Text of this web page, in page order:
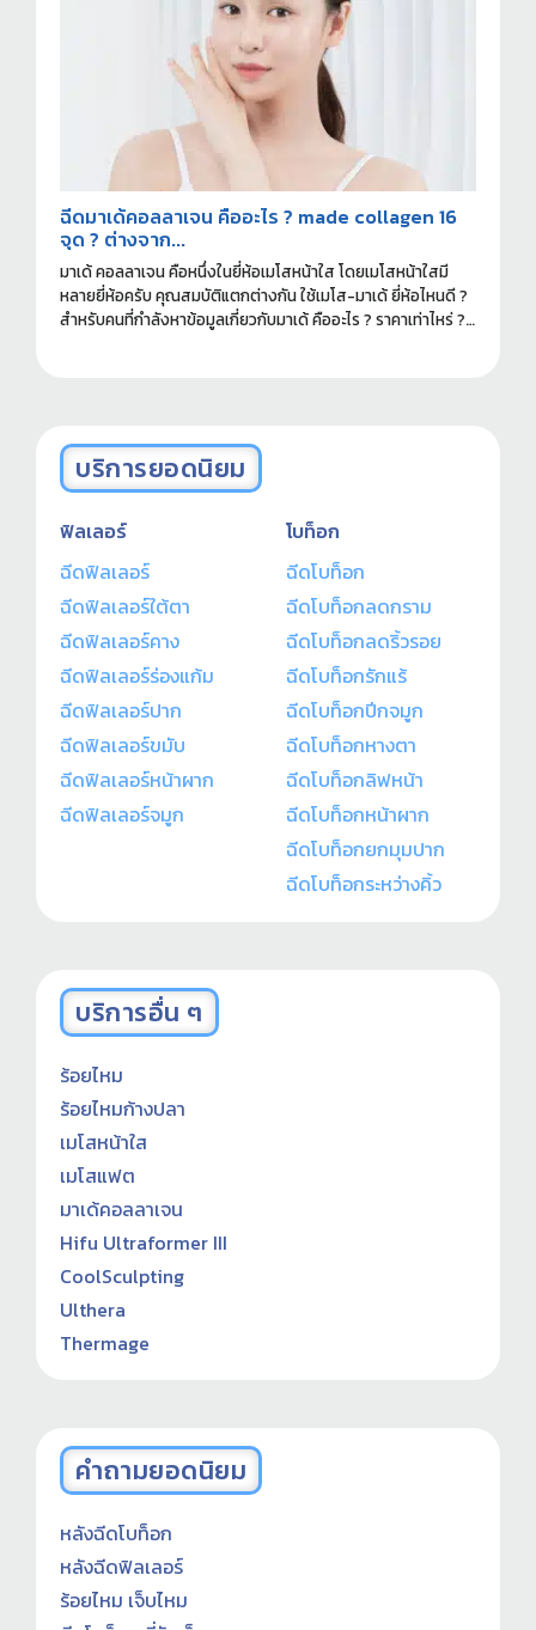
บริการยอดนิยม
ฟิลเลอร์
ฉีดฟิลเลอร์
ฉีดฟิลเลอร์ใต้ตา
ฉีดฟิลเลอร์คาง
ฉีดฟิลเลอร์ร่องแก้ม
ฉีดฟิลเลอร์ปาก
ฉีดฟิลเลอร์ขมับ
ฉีดฟิลเลอร์หน้าผาก
ฉีดฟิลเลอร์จมูก
โบท็อก
ฉีดโบท็อก
ฉีดโบท็อกลดกราม
ฉีดโบท็อกลดริ้วรอย
ฉีดโบท็อกรักแร้
ฉีดโบท็อกปีกจมูก
ฉีดโบท็อกหางตา
ฉีดโบท็อกลิฟหน้า
ฉีดโบท็อกหน้าผาก
ฉีดโบท็อกยกมุมปาก
ฉีดโบท็อกระหว่างคิ้ว
ฉีดมาเด้คอลลาเจน คืออะไร ? made collagen 16
จุด ? ต่างจาก...
มาเด้ คอลลาเจน คือหนึ่งในยี่ห้อเมโสหน้าใส โดยเมโสหน้าใสมี
หลายยี่ห้อครับ คุณสมบัติแตกต่างกัน ใช้เมโส-มาเด้ ยี่ห้อไหนดี ?
สำหรับคนที่กำลังหาข้อมูลเกี่ยวกับมาเด้ คืออะไร ? ราคาเท่าไหร่ ?
คำถามยอดนิยม
หลังฉีดโบท็อก
หลังฉีดฟิลเลอร์
ร้อยไหม เจ็บไหม
บริการอื่น ๆ
ร้อยไหม
ร้อยไหมก้างปลา
เมโสหน้าใส
เมโสแฟต
มาเด้คอลลาเจน
Hifu Ultraformer III
CoolSculpting
Ulthera
Thermage